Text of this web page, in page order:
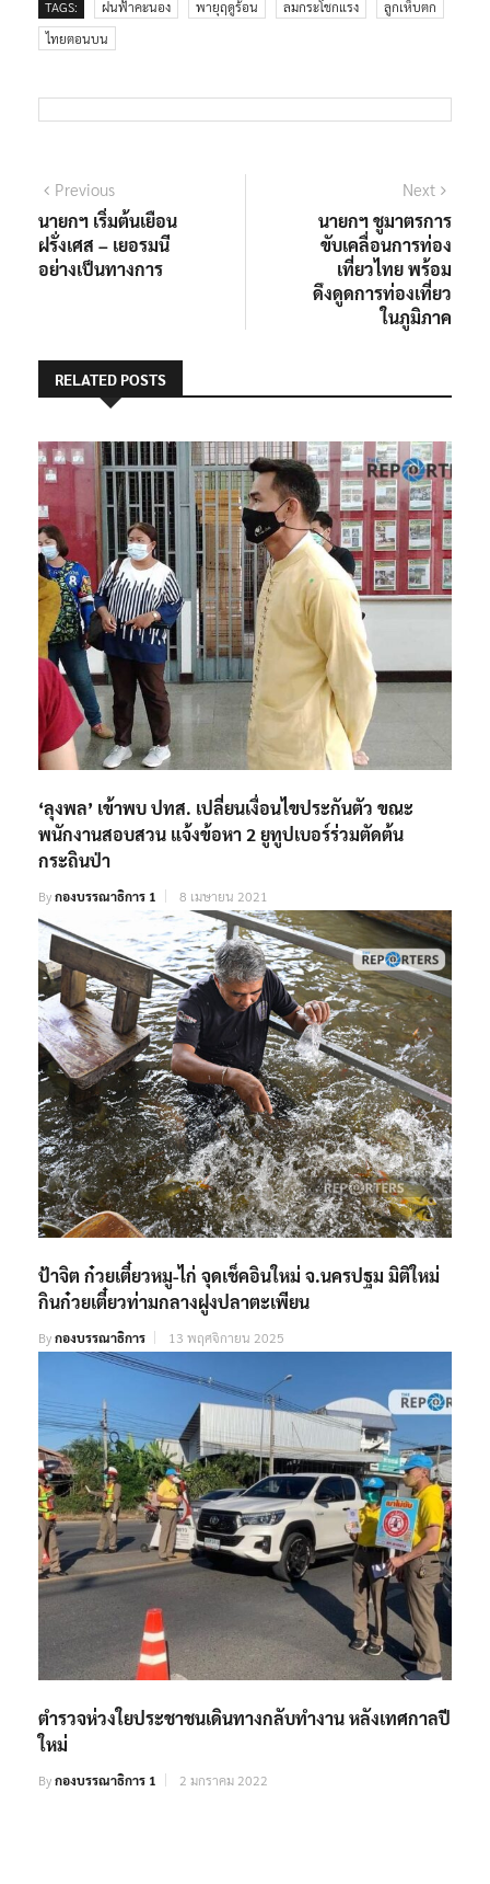
TAGS: ฝนฟ้าคะนอง พายุฤดูร้อน ลมกระโชกแรง
ลูกเห็บตก
ไทยตอนบน
แนะแนว
เรื่อง
PreviousPrevious
post:
นายกฯ เริ่มต้นเยือน
ฝรั่งเศส – เยอรมนี
อย่างเป็นทางการ
Next
post:
นายกฯ ชูมาตรการ
ขับเคลื่อนการท่อง
เที่ยวไทย พร้อม
ดึงดูดการท่องเที่ยว
ในภูมิภาค
RELATED POSTS
‘ลุงพล’ เข้าพบ ปทส. เปลี่ยนเงื่อนไขประกันตัว ขณะ
พนักงานสอบสวน แจ้งข้อหา 2 ยูทูปเบอร์ร่วมตัดต้น
กระถินป่า
Byกองบรรณาธิการ 1 8 เมษายน 2021
ป้าจิต ก๋วยเตี๋ยวหมู-ไก่ จุดเช็คอินใหม่ จ.นครปฐม มิติใหม่
กินก๋วยเตี๋ยวท่ามกลางฝูงปลาตะเพียน
Byกองบรรณาธิการ 13 พฤศจิกายน 2025
ตำรวจห่วงใยประชาชนเดินทางกลับทำงาน หลังเทศกาลปี
ใหม่
Byกองบรรณาธิการ 1 2 มกราคม 2022